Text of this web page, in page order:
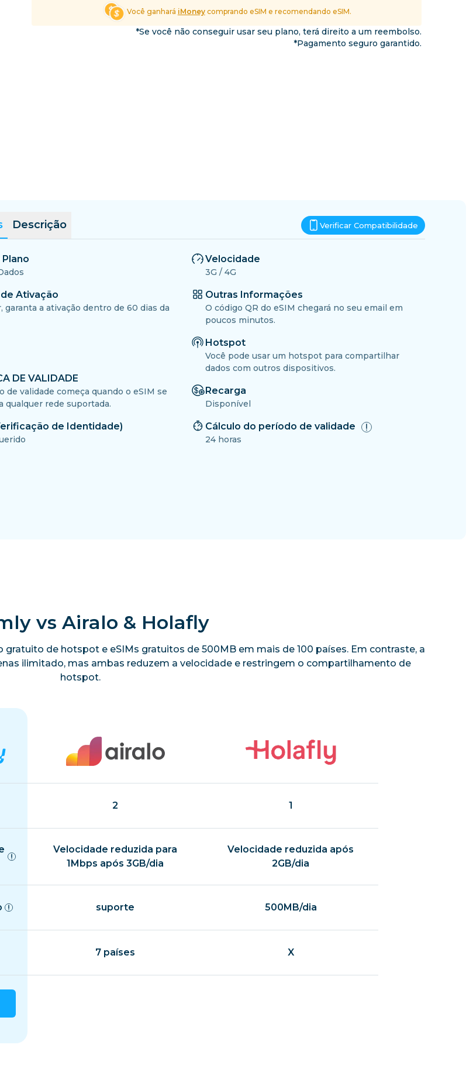
Explore Todos os Destinos
Você ganhará iMoneycomprando eSIM e recomendando eSIM.
*Se você não conseguir usar seu plano, terá direito a um reembolso.
*Pagamento seguro garantido.
Descrição Verificar Compatibilidade
Ativação
garanta a ativação dentro de 60 dias da
DE VALIDADE
de validade começa quando o eSIM se
qualquer rede suportada.
de Identidade)
Velocidade
3G / 4G
Outras Informações
O código QR do eSIM chegará no seu email em
poucos minutos.
Hotspot
Você pode usar um hotspot para compartilhar
dados com outros dispositivos.
Recarga
Disponível
Cálculo do período de validade
24 horas
vs Airalo & Holafly
de hotspot e eSIMs gratuitos de 500MB em mais de 100 países. Em contraste, a
ilimitado, mas ambas reduzem a velocidade e restringem o compartilhamento de
hotspot.
2 1
Velocidade reduzida para
1Mbps após 3GB/dia
Velocidade reduzida após
2GB/dia
suporte 500MB/dia
7 países X